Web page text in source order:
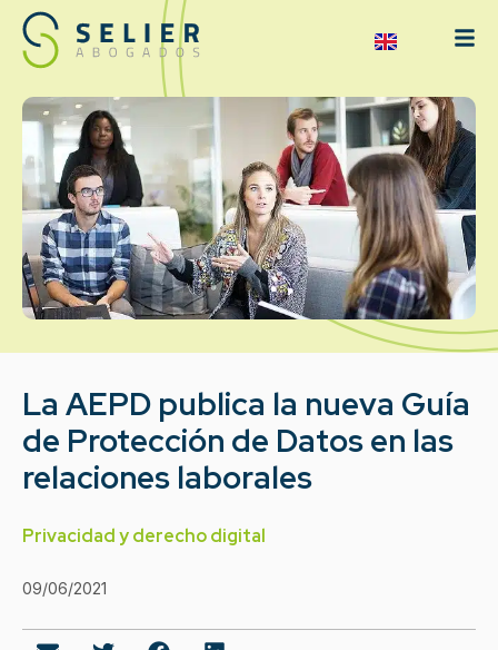
La AEPD publica la nueva Guía
de Protección de Datos en las
relaciones laborales
Privacidad y derecho digital
09/06/2021